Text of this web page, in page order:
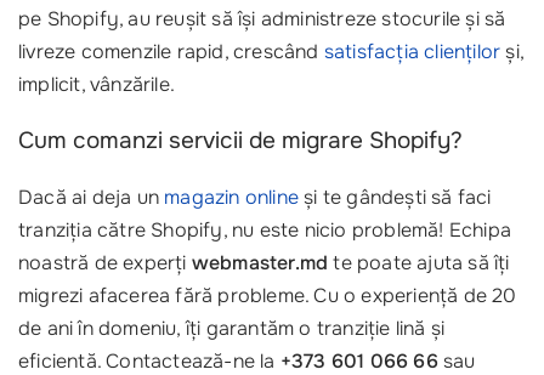
pe Shopify, au reușit să își administreze stocurile și să
livreze comenzile rapid, crescând satisfacția cliențilorși,
implicit, vânzările.
Cum comanzi servicii de migrare Shopify?
Dacă ai deja un magazin onlineși te gândești să faci
tranziția către Shopify, nu este nicio problemă! Echipa
noastră de experți webmaster.md te poate ajuta să îți
migrezi afacerea fără probleme. Cu o experiență de 20
de ani în domeniu, îți garantăm o tranziție lină și
eficientă. Contactează-ne la +373 601 066 66sau